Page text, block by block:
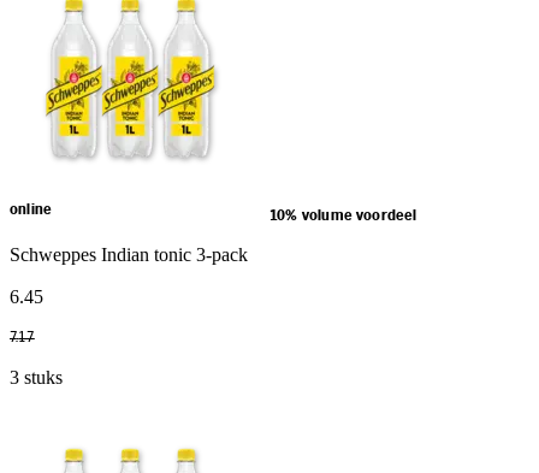
online 10% volume voordeel
Schweppes Indian tonic 3-pack
6.45
7.17
3 stuks